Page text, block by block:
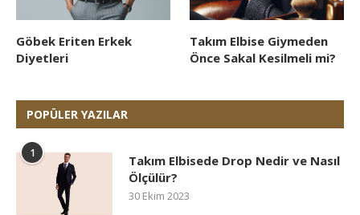
Göbek Eriten Erkek
Diyetleri
Takım Elbise Giymeden
Önce Sakal Kesilmeli mi?
POPÜLER YAZILAR
1
Takım Elbisede Drop Nedir ve Nasıl
Ölçülür?
30 Ekim 2023